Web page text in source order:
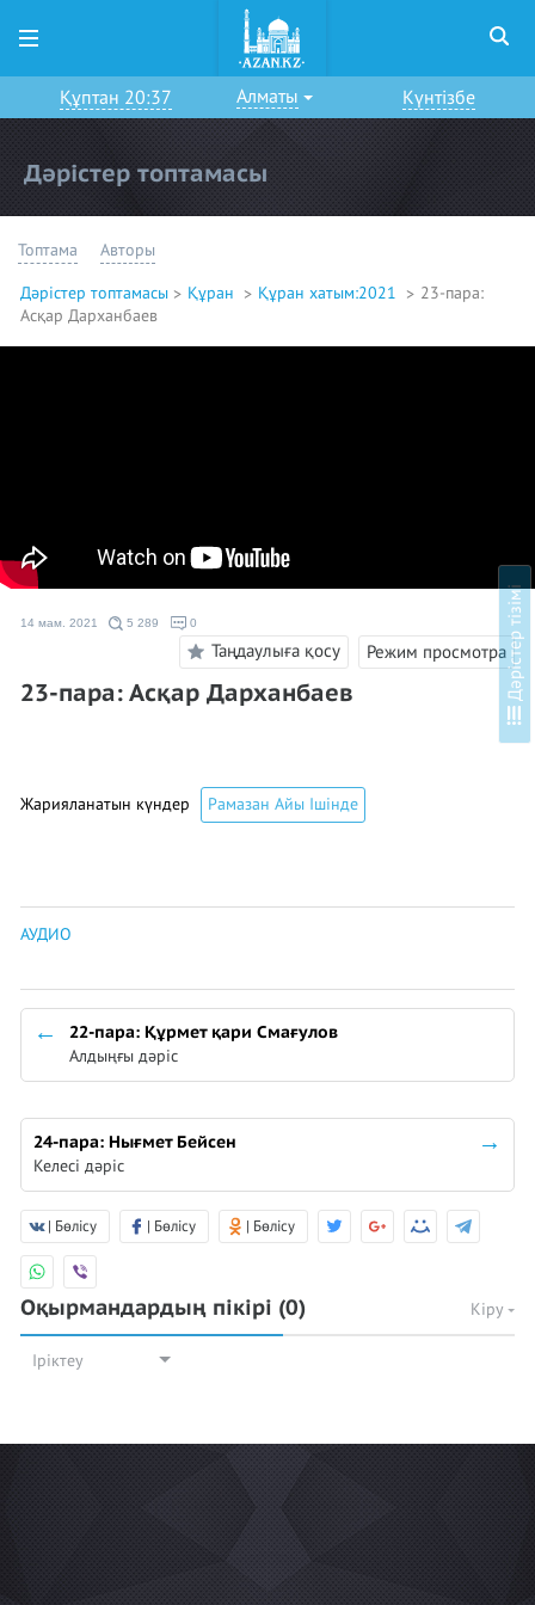
Құптан 20:37 Алматы Күнтізбе
Дәрістер топтамасы
Топтама Авторы
Дәрістер топтамасы Құран Құран хатым:2021
23-пара:
Асқар Дарханбаев
14 мам. 2021 5 289 0
Таңдаулыға қосу Режим просмотра
23-пара: Асқар Дарханбаев
Жарияланатын күндер Рамазан Айы Ішінде
і
АУДИО
22-пара: Құрмет қари Смағулов
Алдыңғы дәріс
24-пара: Нығмет Бейсен
Келесі дәріс
| Бөлісу | Бөлісу | Бөлісу
Оқырмандардың пікірі (0) Кіру
Іріктеу